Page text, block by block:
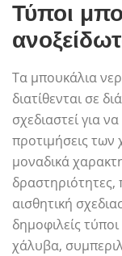
Τύποι
Τα μπουκάλια
διατίθενται σε
σχεδιαστεί για
προτιμήσεις
μοναδικά
δραστηριότητες,
αισθητική
δημοφιλείς
χάλυβα,